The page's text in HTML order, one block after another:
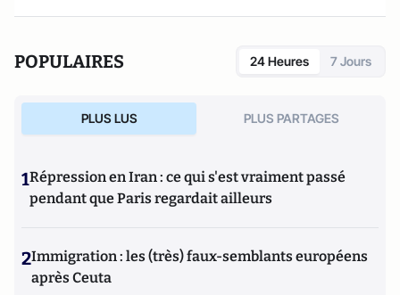
POPULAIRES 24 Heures 7 Jours
PLUS LUS PLUS PARTAGES
1Répression en Iran : ce qui s'est vraiment passé
pendant que Paris regardait ailleurs
2Immigration : les (très) faux-semblants européens
après Ceuta